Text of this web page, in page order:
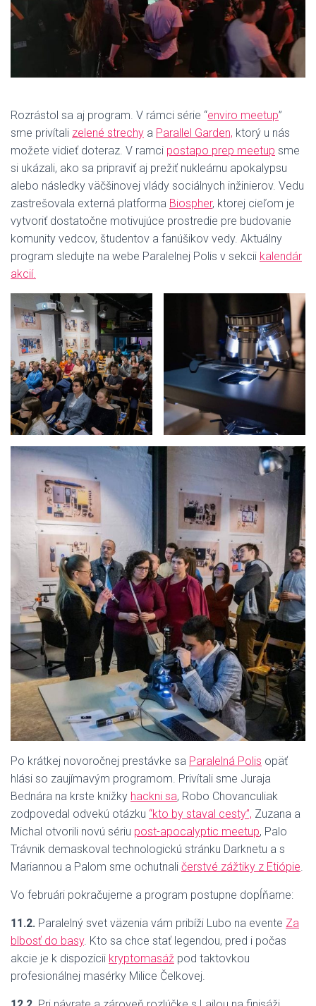
Rozrástol sa aj program. V rámci série “enviro meetup”
sme privítali zelené strechy a Parallel Garden, ktorý u nás
možete vidieť doteraz. V ramci postapo prep meetup sme
si ukázali, ako sa pripraviť aj prežiť nukleárnu apokalypsu
alebo následky väčšinovej vlády sociálnych inžinierov. Vedu
zastrešovala externá platforma Biospher, ktorej cieľom je
vytvoriť dostatočne motivujúce prostredie pre budovanie
komunity vedcov, študentov a fanúšikov vedy. Aktuálny
program sledujte na webe Paralelnej Polis v sekcii kalendár
akcií.
Po krátkej novoročnej prestávke sa Paralelná Polis opäť
hlási so zaujímavým programom. Privítali sme Juraja
Bednára na krste knižky hackni sa, Robo Chovanculiak
zodpovedal odvekú otázku “kto by staval cesty”, Zuzana a
Michal otvorili novú sériu post-apocalyptic meetup, Palo
Trávnik demaskoval technologickú stránku Darknetu a s
Mariannou a Palom sme ochutnali čerstvé zážtiky z Etiópie.
Vo februári pokračujeme a program postupne dopĺňame:
11.2. Paralelný svet väzenia vám pribíži Lubo na evente Za
blbosť do basy. Kto sa chce stať legendou, pred i počas
akcie je k dispozícii kryptomasáž pod taktovkou
profesionálnej masérky Milice Čelkovej.